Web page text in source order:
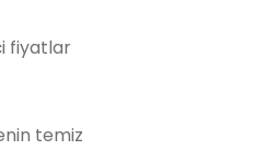
fiyatlar
temiz